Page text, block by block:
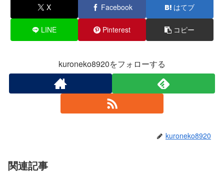
X Facebook はてブ
LINE Pinterest コピー
kuroneko8920をフォローする
kuroneko8920
関連記事